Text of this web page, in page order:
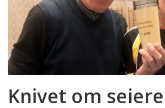
Knivet om